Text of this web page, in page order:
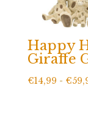
Happy
Giraffe
€14,99 - €